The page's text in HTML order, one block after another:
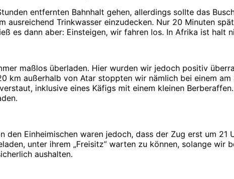
entfernten Bahnhalt gehen, allerdings sollte das
Trinkwasser einzudecken. Nur 20 Minuten
es dann aber: Einsteigen, wir fahren los. In Afrika ist halt
maßlos überladen. Hier wurden wir jedoch positiv
km außerhalb von Atar stoppten wir nämlich bei einem
inklusive eines Käfigs mit einem kleinen
Einheimischen waren jedoch, dass der Zug erst um 21
unter ihrem „Freisitz“ warten zu können, solange wir
aushalten.